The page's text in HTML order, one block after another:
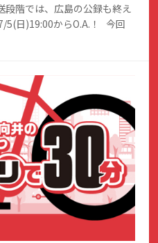
段階では、広島の公録も終え
5(日)19:00からO.A.！ 今回